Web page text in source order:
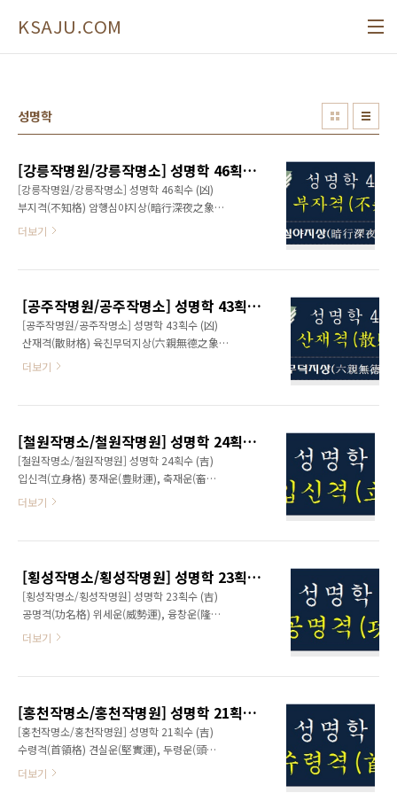
KSAJU.COM
성명학
[강릉작명원/강릉작명소] 성명학 46획수 (凶) 부지격(不知格) 암행심야지상(暗行深夜之象)
[강릉작명원/강릉작명소] 성명학 46획수 (凶)
부지격(不知格) 암행심야지상(暗行深夜之象)
고독을 암시하는 수 잠수격(潛修格): 변괴지수
그네와 같아 답답함과 수심으로 자탄만을 거듭
할 뿐으로 불길한 수이다. 또한, 병약과 고독(孤
獨) 등의 불행을 암시하는 흉수이다. 비록, 포부
와 이상이 있다한들 의지가 약하고 실천력과 용
은 수심에서 벗어나지 못해 홀로 고독한 여생을
더보기
[공주작명원/공주작명소] 성명학 43획수 (凶) 산재격(散財格) 육친무덕지상(六親無德之象)
[공주작명원/공주작명소] 성명학 43획수 (凶)
산재격(散財格) 육친무덕지상(六親無德之象)
재산이 흩어지는 수 산재격(散財格): 우야지화
의의 재난 산재의 파란(波瀾)을 당하게 된다. 겉
은 화려하고 좋아보여도 내면세계는 부실하고
실속이 없어 손해 보는 일을 많이 당하므로 주변
사람들에게 이용을 잘 당하는 흉운이다. 비록 지
가 약하고 결단력이 없어 사소한 일에도 고민에
도 장애가 많이 있게 된다. www.eNAME.kr
더보기
[철원작명소/철원작명원] 성명학 24획수 (吉) 입신격(立身格)
[철원작명소/철원작명원] 성명학 24획수 (吉)
입신격(立身格) 풍재운(豊財運), 축재운(畜財
運) 성명학 24획수는 매사에 소극적인 자세로
온화하고 남과의 인화력이 두터워 주위로부터
칭송과 신망(信望)을 얻으며 책임감이 강하고 사
명감이 매우 투철하다. 무일푼으로 사업을 벌여
도 크나큰 재물을 모으는 재운(財運)이 풍족한
이 부러워하고 따르게 되는 길(吉)한 數라 하겠
하는 것도 좋을 성 싶으나 자신의 위신(威信)을
지나치게 내세우..
더보기
[횡성작명소/횡성작명원] 성명학 23획수 (吉) 공명격(功名格)
[횡성작명소/횡성작명원] 성명학 23획수 (吉)
공명격(功名格) 위세운(威勢運), 융창운(隆昌
運) 성명학 23획수는 지덕(知德)과 문무(文武)
두뇌와 끈기 있는 적극적인 행동이 젊은 나이에
입신양명(立身揚名)의 길에 들어서게 한다. 만
인이 앙시하고 나라가 인정하는 높은 위치에 자
리를 차지함은 물론, 매사에 주도면밀한 행동을
더보기
[홍천작명소/홍천작명원] 성명학 21획수 (吉) 수령격(首領格)
[홍천작명소/홍천작명원] 성명학 21획수 (吉)
수령격(首領格) 견실운(堅實運), 두령운(頭領
運) 성명학 21획수는 살신성인(殺身成仁)의 정
더보기